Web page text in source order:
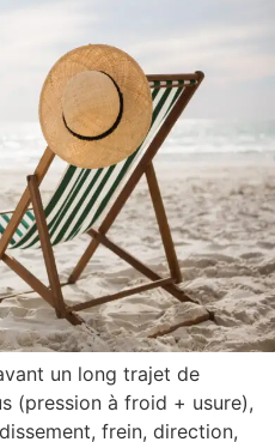
un long trajet de
(pression à froid + usure),
frein, direction,